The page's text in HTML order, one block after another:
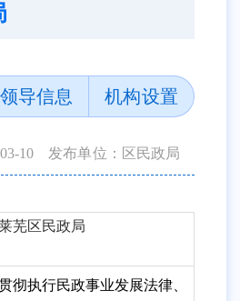
领导信息 机构设置
10 发布单位：区民政局
芜区民政局
彻执行民政事业发展法律、